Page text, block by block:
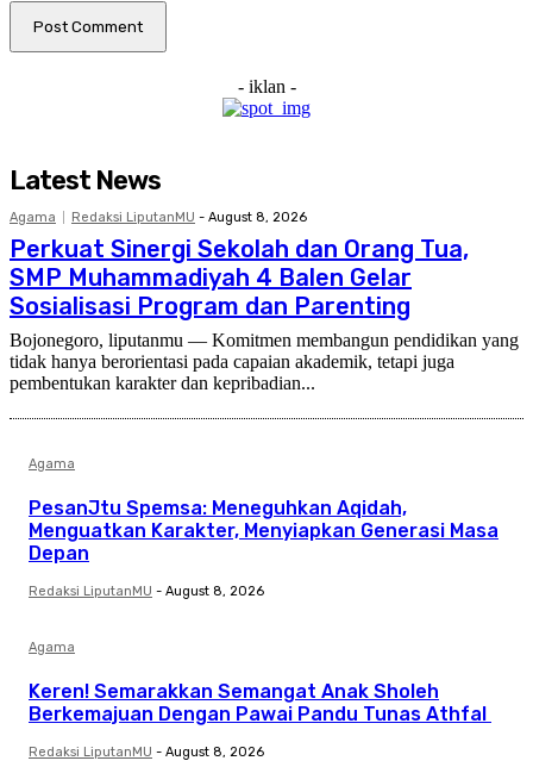
- iklan -
Latest News
Agama Redaksi LiputanMU - August 8, 2026
Perkuat Sinergi Sekolah dan Orang Tua,
SMP Muhammadiyah 4 Balen Gelar
Sosialisasi Program dan Parenting
Bojonegoro, liputanmu — Komitmen membangun pendidikan yang
tidak hanya berorientasi pada capaian akademik, tetapi juga
pembentukan karakter dan kepribadian...
Agama
PesanJtu Spemsa: Meneguhkan Aqidah,
Menguatkan Karakter, Menyiapkan Generasi Masa
Depan
Redaksi LiputanMU - August 8, 2026
Agama
Keren! Semarakkan Semangat Anak Sholeh
Berkemajuan Dengan Pawai Pandu Tunas Athfal
Redaksi LiputanMU - August 8, 2026